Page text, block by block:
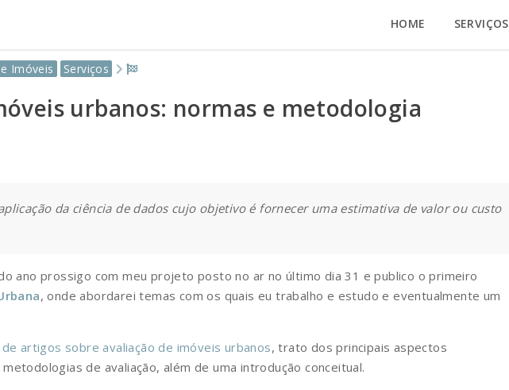
HOME SERVIÇOS
Imóveis Serviços
urbanos: normas e metodologia
da ciência de dados cujo objetivo é fornecer uma estimativa de valor ou custo
ano prossigo com meu projeto posto no ar no último dia 31 e publico o primeiro
, onde abordarei temas com os quais eu trabalho e estudo e eventualmente um
artigos sobre avaliação de imóveis urbanos, trato dos principais aspectos
de avaliação, além de uma introdução conceitual.